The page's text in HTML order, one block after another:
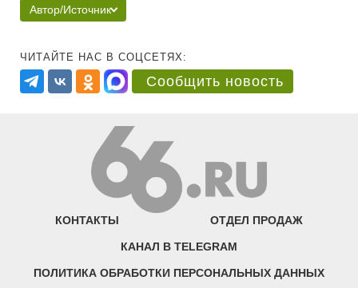
Автор/Источник
ЧИТАЙТЕ НАС В СОЦСЕТЯХ:
Сообщить новость
КОНТАКТЫ ОТДЕЛ ПРОДАЖ
КАНАЛ В TELEGRAM
ПОЛИТИКА ОБРАБОТКИ ПЕРСОНАЛЬНЫХ ДАННЫХ